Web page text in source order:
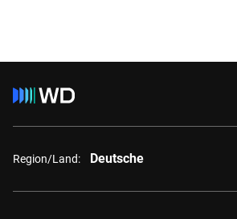
Region/Land: Deutsche